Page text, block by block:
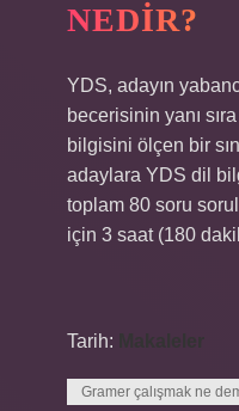
NEDIR?
YDS, adayın
becerisinin yanı
bilgisini ölçen bir
adaylara YDS dil
toplam 80 soru
için 3 saat (180
Tarih:
Gramer çalışmak ne